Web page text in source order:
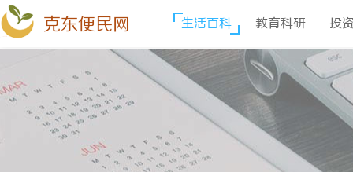
克东便民网 生活百科 教育科研 投